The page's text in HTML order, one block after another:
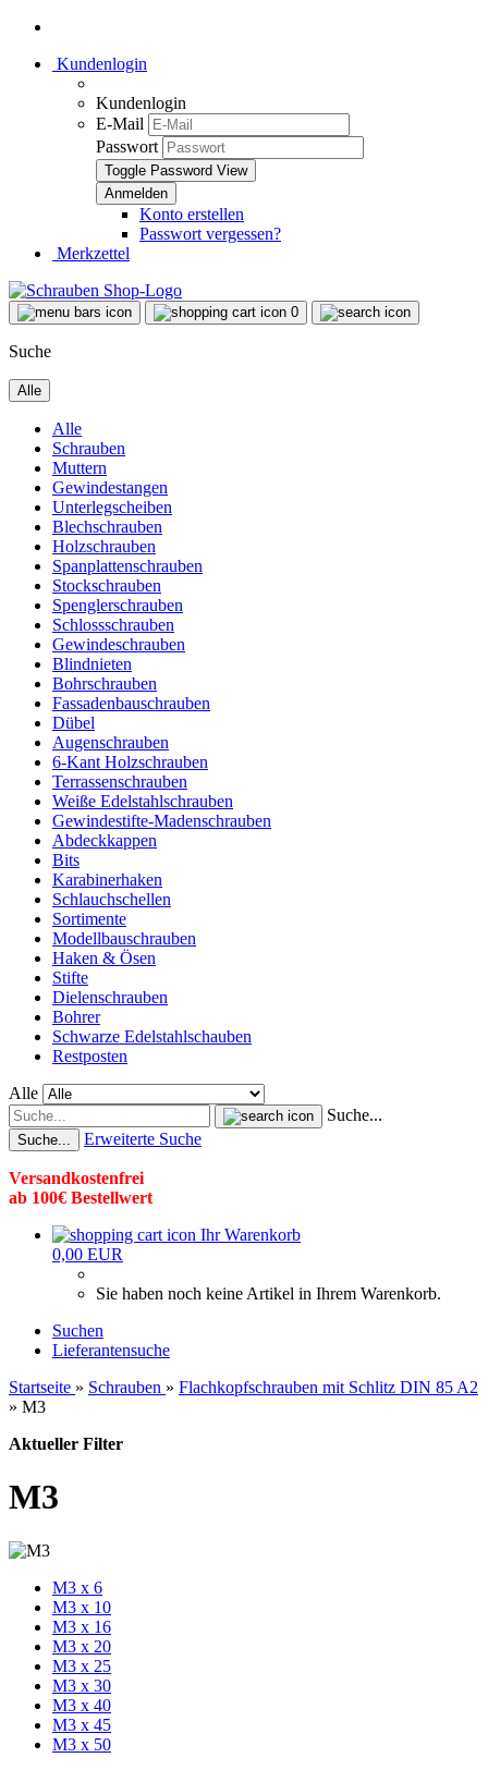
Kundenlogin
Kundenlogin
E-Mail
Passwort
Toggle Password View
Konto erstellen
Passwort vergessen?
Merkzettel
0
Suche
Alle
Alle
Schrauben
Muttern
Gewindestangen
Unterlegscheiben
Blechschrauben
Holzschrauben
Spanplattenschrauben
Stockschrauben
Spenglerschrauben
Schlossschrauben
Gewindeschrauben
Blindnieten
Bohrschrauben
Fassadenbauschrauben
Dübel
Augenschrauben
6-Kant Holzschrauben
Terrassenschrauben
Weiße Edelstahlschrauben
Gewindestifte-Madenschrauben
Abdeckkappen
Bits
Karabinerhaken
Schlauchschellen
Sortimente
Modellbauschrauben
Haken & Ösen
Stifte
Dielenschrauben
Bohrer
Schwarze Edelstahlschauben
Restposten
Alle
Suche...
Suche... Erweiterte Suche
Versandkostenfrei
ab 100€ Bestellwert
Ihr Warenkorb
0,00 EUR
Sie haben noch keine Artikel in Ihrem Warenkorb.
Suchen
Lieferantensuche
Startseite » Schrauben » Flachkopfschrauben mit Schlitz DIN 85 A2
» M3
Aktueller Filter
M3
M3 x 6
M3 x 10
M3 x 16
M3 x 20
M3 x 25
M3 x 30
M3 x 40
M3 x 45
M3 x 50